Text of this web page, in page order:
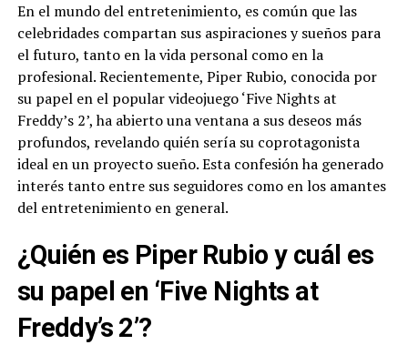
En el mundo del entretenimiento, es común que las
celebridades compartan sus aspiraciones y sueños para
el futuro, tanto en la vida personal como en la
profesional. Recientemente, Piper Rubio, conocida por
su papel en el popular videojuego ‘Five Nights at
Freddy’s 2’, ha abierto una ventana a sus deseos más
profundos, revelando quién sería su coprotagonista
ideal en un proyecto sueño. Esta confesión ha generado
interés tanto entre sus seguidores como en los amantes
del entretenimiento en general.
¿Quién es Piper Rubio y cuál es
su papel en ‘Five Nights at
Freddy’s 2’?